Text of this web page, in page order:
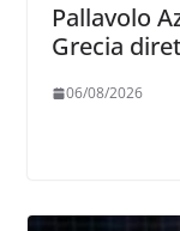
Pallavolo
Grecia
06/08/2026